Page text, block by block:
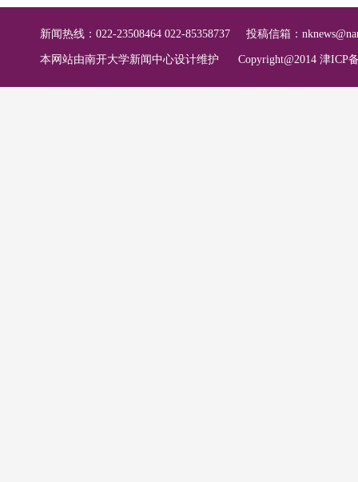
新闻热线：022-23508464 022-85358737 投稿信箱：
本网站由南开大学新闻中心设计维护 Copyright@2014 津ICP